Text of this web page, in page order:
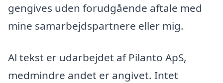
gengives uden forudgående aftale med
mine samarbejdspartnere eller mig.
Al tekst er udarbejdet af Pilanto ApS,
medmindre andet er angivet. Intet